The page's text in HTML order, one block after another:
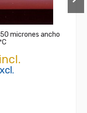
50 micrones ancho